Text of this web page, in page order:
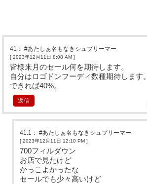
41 ：#あたしぁ名もなきシュプリーマー
[ 2023年12月11日 8:08 AM ]
皆様来月のセール何を期待します。
自分はロゴドンフーディ数種期待します。
できれば40%。
返信
41.1 ：#あたしぁ名もなきシュプリーマー
[ 2023年12月11日 12:10 PM ]
700フィルダウン
お店で見たけど
かっこよかったな
セールでも少々高いけど